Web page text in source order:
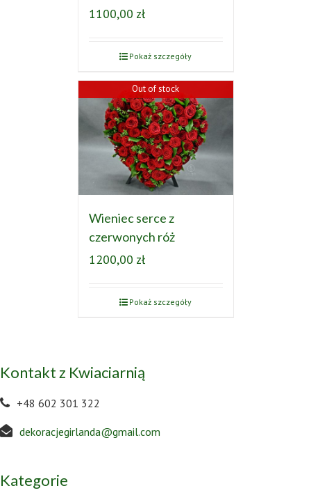
1100,00 zł
Pokaż szczegóły
Out of stock
Wieniec serce z
czerwonych róż
1200,00 zł
Pokaż szczegóły
Kontakt z Kwiaciarnią
+48 602 301 322
dekoracjegirlanda@gmail.com
Kategorie